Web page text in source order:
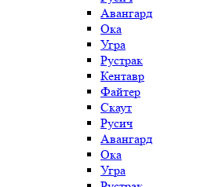
Авангард
Ока
Угра
Рустрак
Кентавр
Файтер
Скаут
Русич
Авангард
Ока
Угра